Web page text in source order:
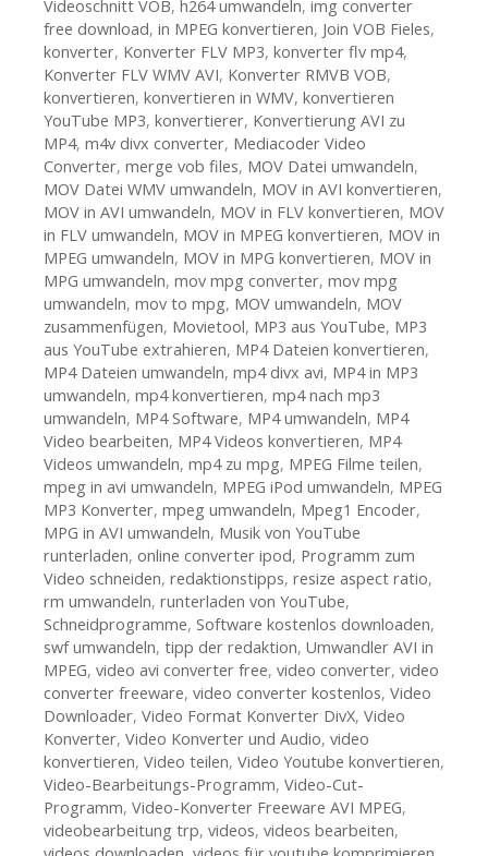
Videoschnitt VOB, h264 umwandeln, img converter
free download, in MPEG konvertieren, Join VOB Fieles,
konverter, Konverter FLV MP3, konverter flv mp4,
Konverter FLV WMV AVI, Konverter RMVB VOB,
konvertieren, konvertieren in WMV, konvertieren
YouTube MP3, konvertierer, Konvertierung AVI zu
MP4, m4v divx converter, Mediacoder Video
Converter, merge vob files, MOV Datei umwandeln,
MOV Datei WMV umwandeln, MOV in AVI konvertieren,
MOV in AVI umwandeln, MOV in FLV konvertieren, MOV
in FLV umwandeln, MOV in MPEG konvertieren, MOV in
MPEG umwandeln, MOV in MPG konvertieren, MOV in
MPG umwandeln, mov mpg converter, mov mpg
umwandeln, mov to mpg, MOV umwandeln, MOV
zusammenfügen, Movietool, MP3 aus YouTube, MP3
aus YouTube extrahieren, MP4 Dateien konvertieren,
MP4 Dateien umwandeln, mp4 divx avi, MP4 in MP3
umwandeln, mp4 konvertieren, mp4 nach mp3
umwandeln, MP4 Software, MP4 umwandeln, MP4
Video bearbeiten, MP4 Videos konvertieren, MP4
Videos umwandeln, mp4 zu mpg, MPEG Filme teilen,
mpeg in avi umwandeln, MPEG iPod umwandeln, MPEG
MP3 Konverter, mpeg umwandeln, Mpeg1 Encoder,
MPG in AVI umwandeln, Musik von YouTube
runterladen, online converter ipod, Programm zum
Video schneiden, redaktionstipps, resize aspect ratio,
rm umwandeln, runterladen von YouTube,
Schneidprogramme, Software kostenlos downloaden,
swf umwandeln, tipp der redaktion, Umwandler AVI in
MPEG, video avi converter free, video converter, video
converter freeware, video converter kostenlos, Video
Downloader, Video Format Konverter DivX, Video
Konverter, Video Konverter und Audio, video
konvertieren, Video teilen, Video Youtube konvertieren,
Video-Bearbeitungs-Programm, Video-Cut-
Programm, Video-Konverter Freeware AVI MPEG,
videobearbeitung trp, videos, videos bearbeiten,